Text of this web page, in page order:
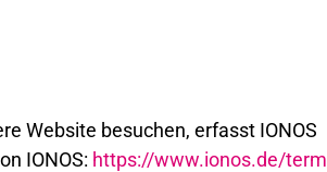
Website besuchen, erfasst IONOS
IONOS: https://www.ionos.de/